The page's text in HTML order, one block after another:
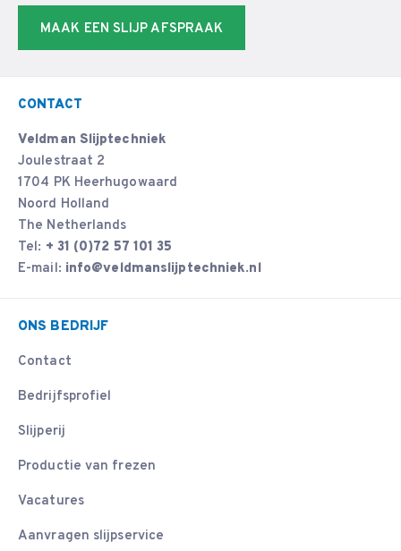
MAAK EEN SLIJP AFSPRAAK
CONTACT
Veldman Slijptechniek
Joulestraat 2
1704 PK Heerhugowaard
Noord Holland
The Netherlands
Tel: + 31 (0)72 57 101 35
E-mail: info@veldmanslijptechniek.nl
ONS BEDRIJF
Contact
Bedrijfsprofiel
Slijperij
Productie van frezen
Vacatures
Aanvragen slijpservice